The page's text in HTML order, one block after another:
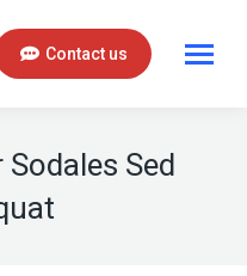
Contact us
Sed